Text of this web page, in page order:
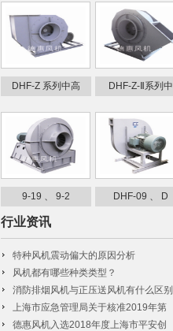
DHF-Z 系列中高 DHF-Z-Ⅱ系列中
9-19 、 9-2 DHF-09 、 D
行业资讯
特种风机震动偏大的原因分析
风机都有哪些种类类型？
消防排烟风机与正压送风机有什么区
上海市应急管理局关于核准2019年第
德惠风机入选2018年度上海市平安创